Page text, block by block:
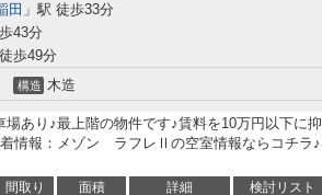
田 」駅 徒歩33分
43分
歩49分
構造 木造
あり♪最上階の物件です♪賃料を10万円以下に抑
着情報：メゾン ラフレⅡの空室情報ならコチラ♪
間取り 面積 詳細 検討リスト